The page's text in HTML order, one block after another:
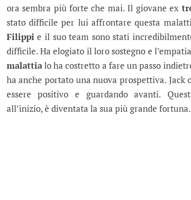
ora sembra più forte che mai. Il giovane ex
stato difficile per lui affrontare questa
Filippie il suo team sono stati
difficile. Ha elogiato il loro sostegno e
malattialo ha costretto a fare un passo
ha anche portato una nuova prospettiva. Jack
essere positivo e guardando avanti.
all’inizio, è diventata la sua più grande fortuna.